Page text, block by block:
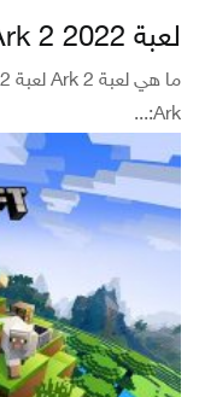
لعبة Ark 2 2022
Ark:...